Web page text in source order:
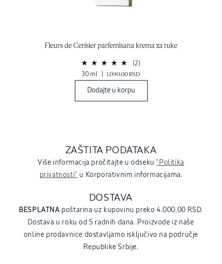
Fleurs de Cerisier parfemisana krema za ruke
(2)
30 ml 1,090.00 RSD
Dodajte u korpu
ZAŠTITA PODATAKA
Više informacija pročitajte u odseku"Politika
privatnosti" u Korporativnim informacijama.
DOSTAVA
BESPLATNA poštarina uz kupovinu preko 4.000,00 RSD.
Dostava u roku od 5 radnih dana. Proizvode iz naše
online prodavnice dostavljamo isključivo na područje
Republike Srbije.